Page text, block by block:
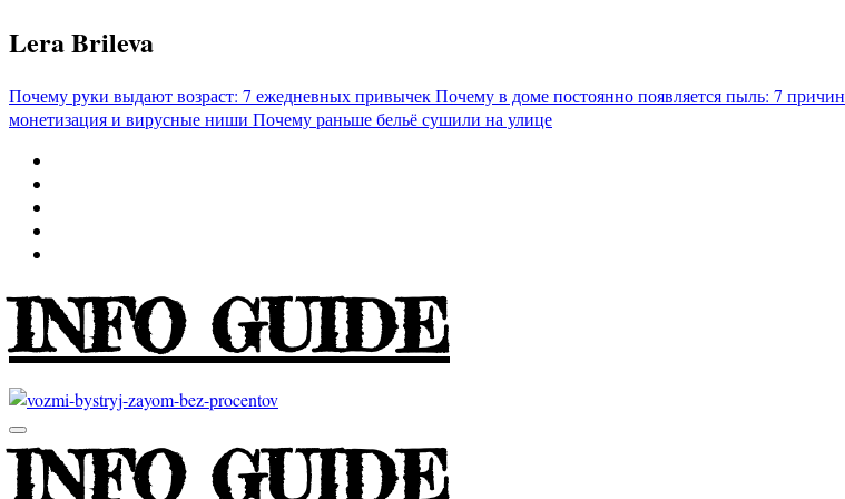
Перейти
к
Lera Brileva
Почему руки выдают возраст: 7 ежедневных привычекПочему в доме постоянно появляется пыль: 7 причин
монетизация и вирусные ниши Почему раньше бельё сушили на улице
INFO GUIDE
INFO GUIDE